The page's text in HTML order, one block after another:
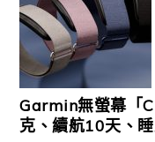
Garmin無螢幕「
克、續航10天、